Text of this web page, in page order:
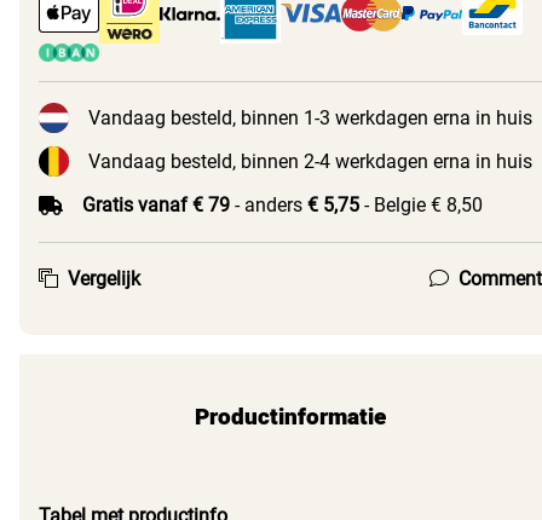
Vandaag besteld, binnen 1-3 werkdagen erna in huis
Vandaag besteld, binnen 2-4 werkdagen erna in huis
Gratis vanaf € 79 - anders € 5,75 - Belgie € 8,50
Vergelijk Comment
Productinformatie